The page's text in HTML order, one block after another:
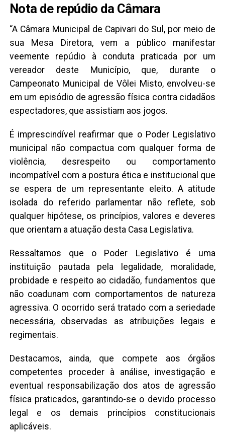
Nota de repúdio da Câmara
“A Câmara Municipal de Capivari do Sul, por meio de
sua Mesa Diretora, vem a público manifestar
veemente repúdio à conduta praticada por um
vereador deste Município, que, durante o
Campeonato Municipal de Vôlei Misto, envolveu-se
em um episódio de agressão física contra cidadãos
espectadores, que assistiam aos jogos.
É imprescindível reafirmar que o Poder Legislativo
municipal não compactua com qualquer forma de
violência, desrespeito ou comportamento
incompatível com a postura ética e institucional que
se espera de um representante eleito. A atitude
isolada do referido parlamentar não reflete, sob
qualquer hipótese, os princípios, valores e deveres
que orientam a atuação desta Casa Legislativa.
Ressaltamos que o Poder Legislativo é uma
instituição pautada pela legalidade, moralidade,
probidade e respeito ao cidadão, fundamentos que
não coadunam com comportamentos de natureza
agressiva. O ocorrido será tratado com a seriedade
necessária, observadas as atribuições legais e
regimentais.
Destacamos, ainda, que compete aos órgãos
competentes proceder à análise, investigação e
eventual responsabilização dos atos de agressão
física praticados, garantindo-se o devido processo
legal e os demais princípios constitucionais
aplicáveis.